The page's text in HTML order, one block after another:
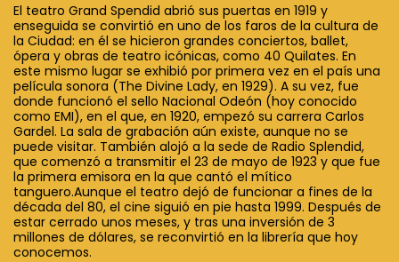
El teatro Grand Spendid abrió sus puertas en 1919 y
enseguida se convirtió en uno de los faros de la cultura de
la Ciudad: en él se hicieron grandes conciertos, ballet,
ópera y obras de teatro icónicas, como 40 Quilates. En
este mismo lugar se exhibió por primera vez en el país una
película sonora (The Divine Lady, en 1929). A su vez, fue
donde funcionó el sello Nacional Odeón (hoy conocido
como EMI), en el que, en 1920, empezó su carrera Carlos
Gardel. La sala de grabación aún existe, aunque no se
puede visitar. También alojó a la sede de Radio Splendid,
que comenzó a transmitir el 23 de mayo de 1923 y que fue
la primera emisora en la que cantó el mítico
tanguero.Aunque el teatro dejó de funcionar a fines de la
década del 80, el cine siguió en pie hasta 1999. Después de
estar cerrado unos meses, y tras una inversión de 3
millones de dólares, se reconvirtió en la librería que hoy
conocemos.